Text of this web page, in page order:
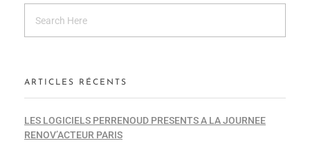
ARTICLES RÉCENTS
LES LOGICIELS PERRENOUD PRESENTS A LA JOURNEE
RENOV’ACTEUR PARIS